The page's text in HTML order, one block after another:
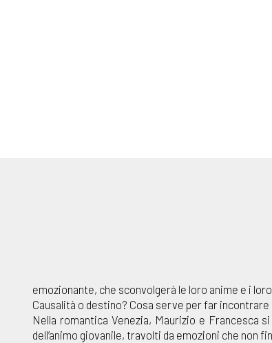
emozionante, che sconvolgerà le loro anime e i
Causalità o destino? Cosa serve per far incontrare
Nella romantica Venezia, Maurizio e Francesca
dell’animo giovanile, travolti da emozioni che non